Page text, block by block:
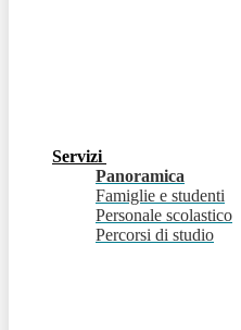
Servizi
Panoramica
Famiglie e studenti
Personale scolastico
Percorsi di studio